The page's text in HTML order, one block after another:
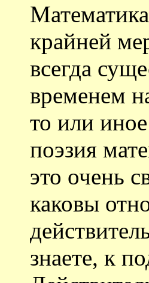
крайней
всегда
временем
то или
поэзия
это очень
каковы
знаете, к